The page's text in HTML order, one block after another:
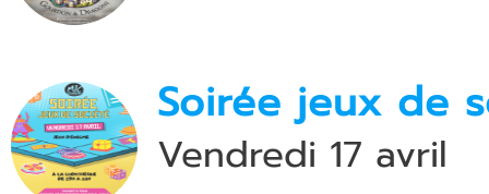
Soirée jeux de
Vendredi 17 avril